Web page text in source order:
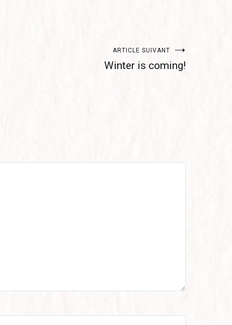
ARTICLE SUIVANT
Winter is coming!